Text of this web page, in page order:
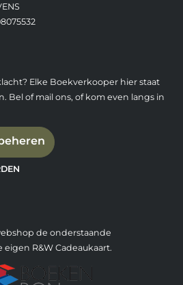
Elke Boekverkooper hier staat
Bel of mail ons, of kom even langs in
de onderstaande
R&W Cadeaukaart.